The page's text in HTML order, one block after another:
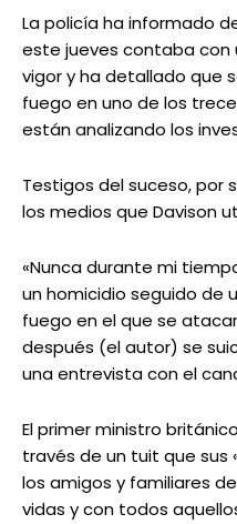
La policía ha informado
este jueves contaba con
vigor y ha detallado que
fuego en uno de los
están analizando los
Testigos del suceso, por
los medios que Davison
«Nunca durante mi
un homicidio seguido de
fuego en el que se
después (el autor) se
una entrevista con el
El primer ministro
través de un tuit que
los amigos y familiares
vidas y con todos